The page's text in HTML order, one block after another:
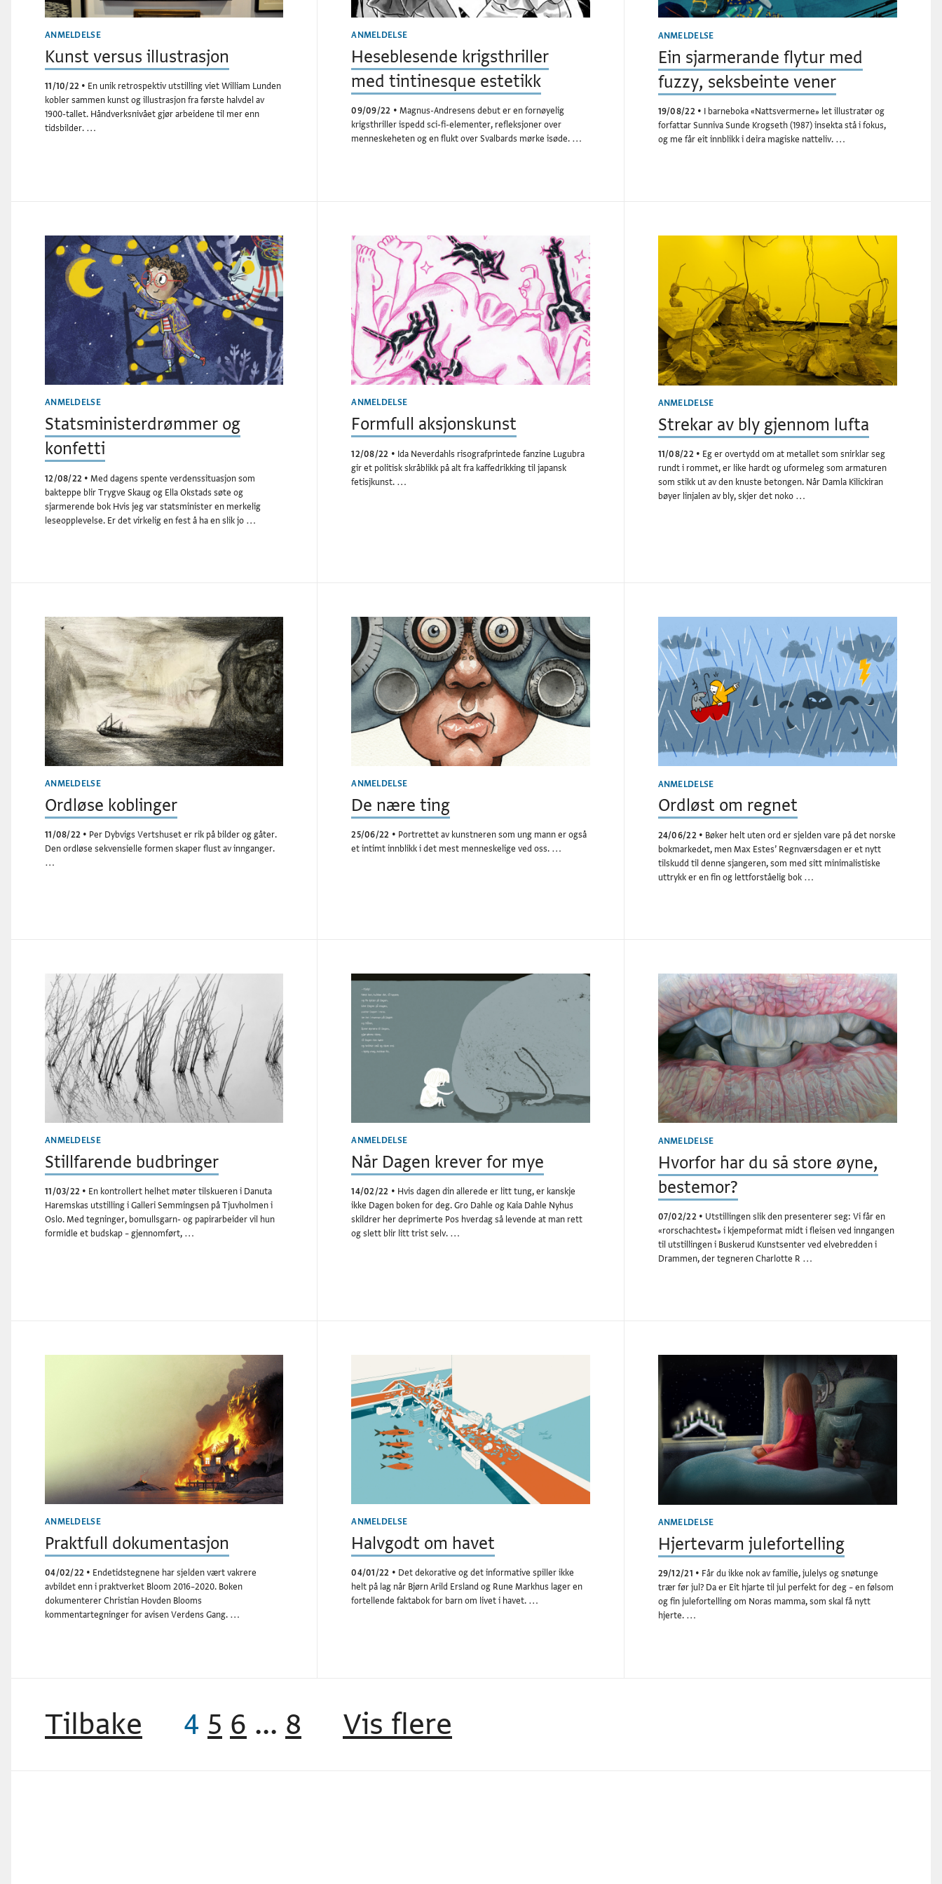
ANMELDELSE
Kunst versus illustrasjon
11/10/22 • En unik retrospektiv utstilling viet William Lunden
kobler sammen kunst og illustrasjon fra første halvdel av
1900-tallet. Håndverksnivået gjør arbeidene til mer enn
tidsbilder. …
ANMELDELSE
Heseblesende krigsthriller
med tintinesque estetikk
09/09/22 • Magnus-Andresens debut er en fornøyelig
krigsthriller ispedd sci-fi-elementer, refleksjoner over
menneskeheten og en flukt over Svalbards mørke isøde. …
ANMELDELSE
Ein sjarmerande flytur med
fuzzy, seksbeinte vener
19/08/22 • I barneboka «Nattsvermerne» let illustratør og
forfattar Sunniva Sunde Krogseth (1987) insekta stå i fokus,
og me får eit innblikk i deira magiske natteliv. …
ANMELDELSE
Statsministerdrømmer og
konfetti
12/08/22 • Med dagens spente verdenssituasjon som
bakteppe blir Trygve Skaug og Ella Okstads søte og
sjarmerende bok Hvis jeg var statsminister en merkelig
leseopplevelse. Er det virkelig en fest å ha en slik jo …
ANMELDELSE
Formfull aksjonskunst
12/08/22 • Ida Neverdahls risografprintede fanzine Lugubra
gir et politisk skråblikk på alt fra kaffedrikking til japansk
fetisjkunst. …
ANMELDELSE
Strekar av bly gjennom lufta
11/08/22 • Eg er overtydd om at metallet som snirklar seg
rundt i rommet, er like hardt og uformeleg som armaturen
som stikk ut av den knuste betongen. Når Damla Kilickiran
bøyer linjalen av bly, skjer det noko …
ANMELDELSE
Ordløse koblinger
11/08/22 • Per Dybvigs Vertshuset er rik på bilder og gåter.
Den ordløse sekvensielle formen skaper flust av innganger.
…
ANMELDELSE
De nære ting
25/06/22 • Portrettet av kunstneren som ung mann er også
et intimt innblikk i det mest menneskelige ved oss. …
ANMELDELSE
Ordløst om regnet
24/06/22 • Bøker helt uten ord er sjelden vare på det norske
bokmarkedet, men Max Estes’ Regnværsdagen er et nytt
tilskudd til denne sjangeren, som med sitt minimalistiske
uttrykk er en fin og lettforståelig bok …
ANMELDELSE
Stillfarende budbringer
11/03/22 • En kontrollert helhet møter tilskueren i Danuta
Haremskas utstilling i Galleri Semmingsen på Tjuvholmen i
Oslo. Med tegninger, bomullsgarn- og papirarbeider vil hun
formidle et budskap – gjennomført, …
ANMELDELSE
Når Dagen krever for mye
14/02/22 • Hvis dagen din allerede er litt tung, er kanskje
ikke Dagen boken for deg. Gro Dahle og Kaia Dahle Nyhus
skildrer her deprimerte Pos hverdag så levende at man rett
og slett blir litt trist selv. …
ANMELDELSE
Hvorfor har du så store øyne,
bestemor?
07/02/22 • Utstillingen slik den presenterer seg: Vi får en
«rorschachtest» i kjempeformat midt i fleisen ved inngangen
til utstillingen i Buskerud Kunstsenter ved elvebredden i
Drammen, der tegneren Charlotte R …
ANMELDELSE
Praktfull dokumentasjon
04/02/22 • Endetidstegnene har sjelden vært vakrere
avbildet enn i praktverket Bloom 2016–2020. Boken
dokumenterer Christian Hovden Blooms
kommentartegninger for avisen Verdens Gang. …
ANMELDELSE
Halvgodt om havet
04/01/22 • Det dekorative og det informative spiller ikke
helt på lag når Bjørn Arild Ersland og Rune Markhus lager en
fortellende faktabok for barn om livet i havet. …
ANMELDELSE
Hjertevarm julefortelling
29/12/21 • Får du ikke nok av familie, julelys og snøtunge
trær før jul? Da er Eit hjarte til jul perfekt for deg – en følsom
og fin julefortelling om Noras mamma, som skal få nytt
hjerte. …
Tilbake 4 5 6 ... 8 Vis flere